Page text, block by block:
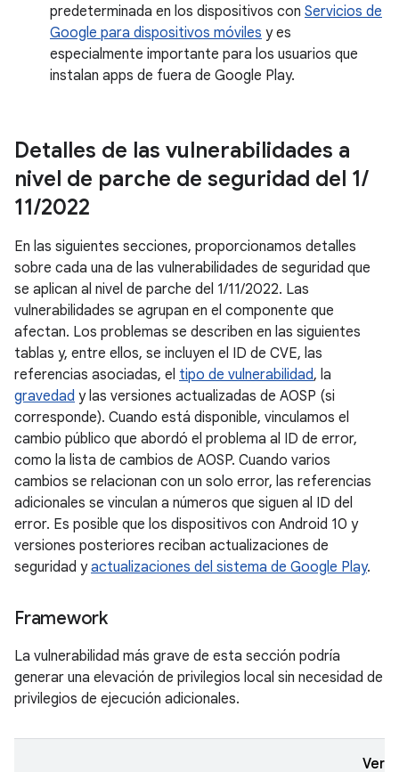
predeterminada en los dispositivos con Servicios de
Google para dispositivos móviles y es
especialmente importante para los usuarios que
instalan apps de fuera de Google Play.
Detalles de las vulnerabilidades a
nivel de parche de seguridad del 1/
11/2022
En las siguientes secciones, proporcionamos detalles
sobre cada una de las vulnerabilidades de seguridad que
se aplican al nivel de parche del 1/11/2022. Las
vulnerabilidades se agrupan en el componente que
afectan. Los problemas se describen en las siguientes
tablas y, entre ellos, se incluyen el ID de CVE, las
referencias asociadas, el tipo de vulnerabilidad, la
gravedad y las versiones actualizadas de AOSP (si
corresponde). Cuando está disponible, vinculamos el
cambio público que abordó el problema al ID de error,
como la lista de cambios de AOSP. Cuando varios
cambios se relacionan con un solo error, las referencias
adicionales se vinculan a números que siguen al ID del
error. Es posible que los dispositivos con Android 10 y
versiones posteriores reciban actualizaciones de
seguridad yactualizaciones del sistema de Google Play.
Framework
La vulnerabilidad más grave de esta sección podría
generar una elevación de privilegios local sin necesidad de
privilegios de ejecución adicionales.